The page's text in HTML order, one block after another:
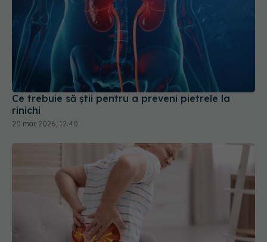
Ce trebuie să știi pentru a preveni pietrele la
rinichi
20 mar 2026, 12:40